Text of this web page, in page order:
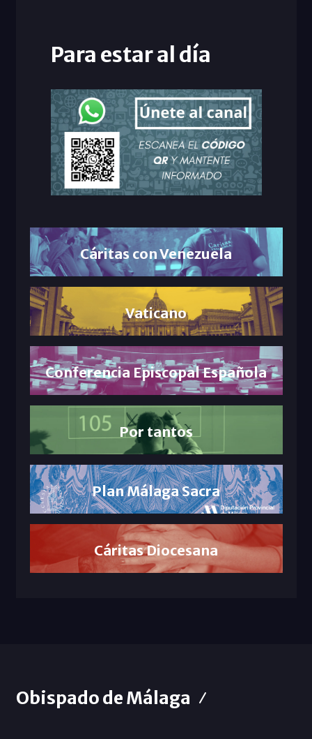
Para estar al día
Cáritas con Venezuela
Vaticano
Conferencia Episcopal Española
Por tantos
Plan Málaga Sacra
Cáritas Diocesana
Obispado de Málaga